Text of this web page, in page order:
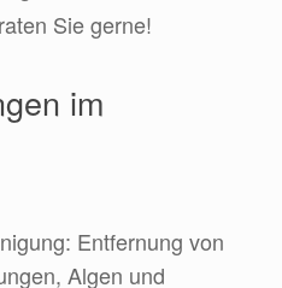
Sie gerne!
im
Entfernung von
Algen und